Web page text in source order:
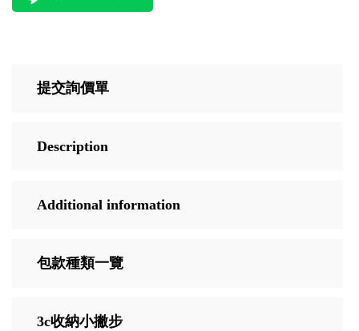
提交詢價單
Description
Additional information
包款種類一覽
3c收納小撇步